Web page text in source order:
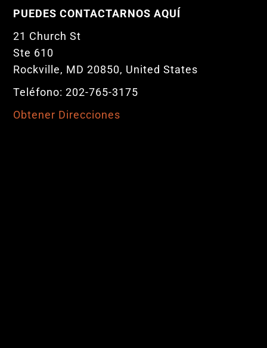
PUEDES CONTACTARNOS AQUÍ
21 Church St
Ste 610
Rockville, MD 20850, United States
Teléfono: 202-765-3175
Obtener Direcciones